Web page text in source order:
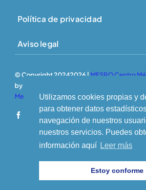
Política de privacidad
Aviso legal
© Copyright 20242026 | MESRO Centro
by
MelocotonUtilizamos cookies propias y
para obtener datos
navegación de nuestros
nuestros servicios. Puedes
información aquí Leer más
Estoy conforme